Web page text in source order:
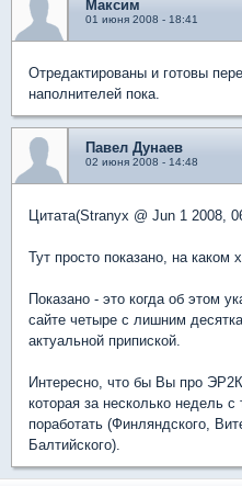
Максим
01 июня 2008 - 18:41
Отредактированы и готовы
наполнителей пока.
Павел Дунаев
02 июня 2008 - 14:48
Цитата(Stranyx @ Jun 1 2008,
Тут просто показано, на каком
Показано - это когда об этом
сайте четыре с лишним
актуальной припиской.
Интересно, что бы Вы про
которая за несколько недель с
поработать (Финляндского,
Балтийского).